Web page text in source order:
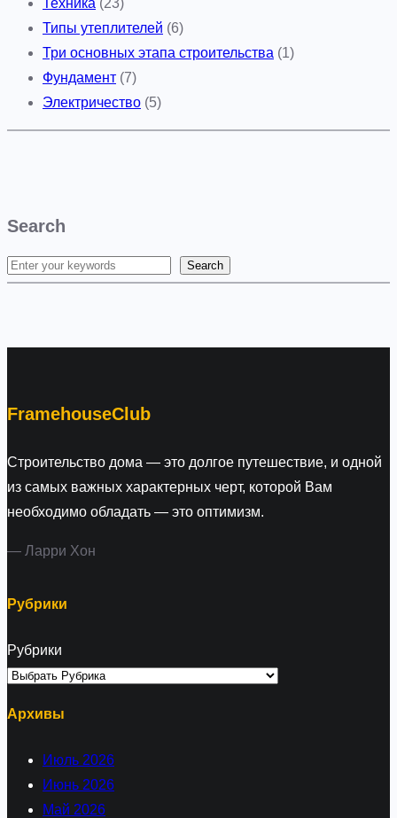
Типы утеплителей (6)
Три основных этапа строительства (1)
Фундамент (7)
Электричество (5)
Search
S
Search
FramehouseClub
Строительство дома — это долгое путешествие, и одной
из самых важных характерных черт, которой Вам
необходимо обладать — это оптимизм.
— Ларри Хон
Рубрики
Рубрики
Архивы
Июль 2026
Июнь 2026
Май 2026